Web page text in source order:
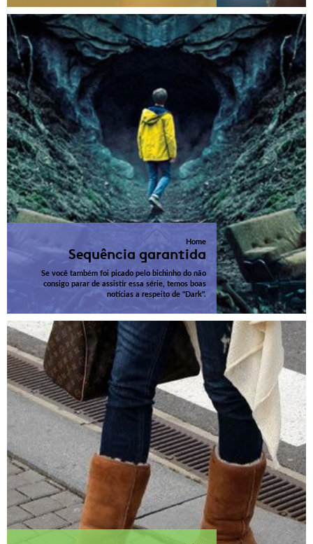
Home
Sequência garantida
Se você também foi picado pelo bichinho do não
consigo parar de assistir essa série, temos boas
notícias a respeito de "Dark".